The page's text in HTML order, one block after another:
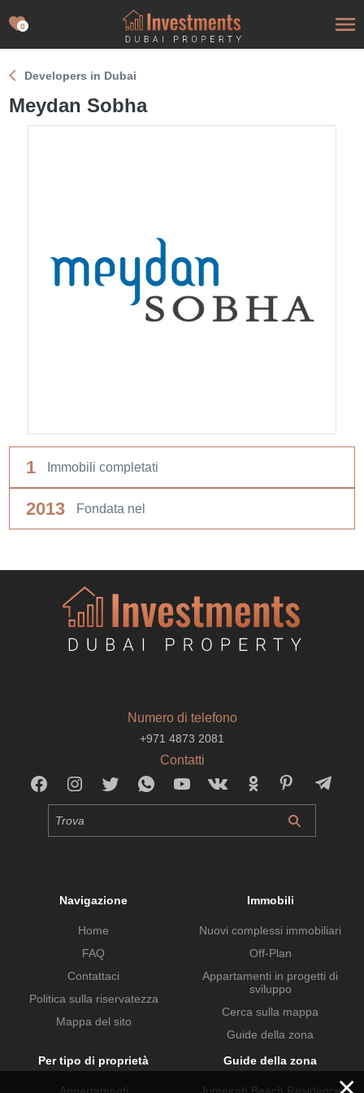
0
Developers in Dubai
Meydan Sobha
1 Immobili completati
2013 Fondata nel
Numero di telefono
+971 4873 2081
Contatti
Navigazione
Home
FAQ
Contattaci
Politica sulla riservatezza
Mappa del sito
Immobili
Nuovi complessi immobiliari
Off-Plan
Appartamenti in progetti di
sviluppo
Cerca sulla mappa
Guide della zona
Per tipo di proprietà
Guide della zona